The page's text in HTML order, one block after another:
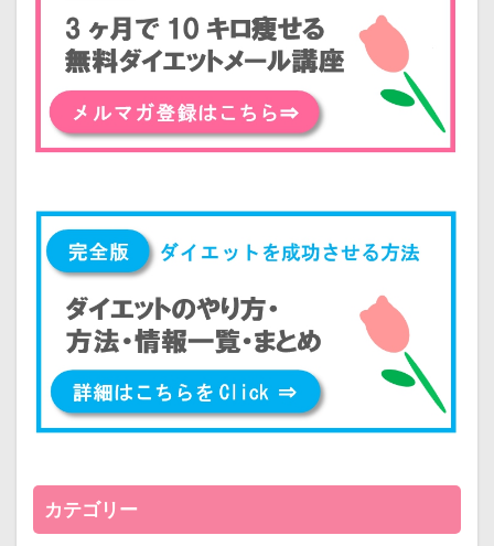
カテゴリー